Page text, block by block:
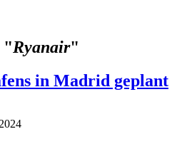
"Ryanair"
in Madrid geplant